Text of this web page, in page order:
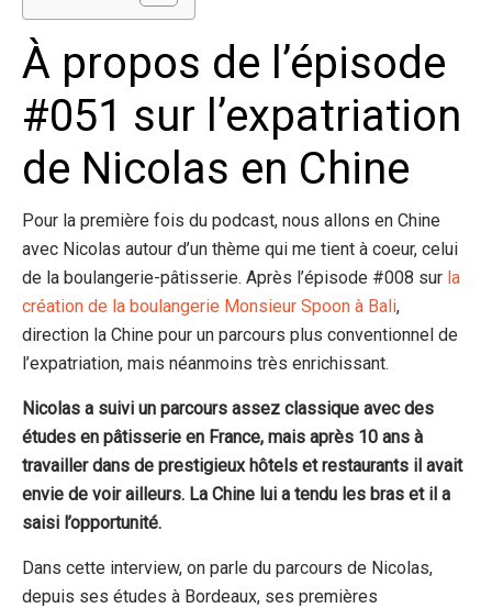
À propos de l’épisode
#051 sur l’expatriation
de Nicolas en Chine
Pour la première fois du podcast, nous allons en Chine
avec Nicolas autour d’un thème qui me tient à coeur, celui
de la boulangerie-pâtisserie. Après l’épisode #008 sur la
création de la boulangerie Monsieur Spoon à Bali,
direction la Chine pour un parcours plus conventionnel de
l’expatriation, mais néanmoins très enrichissant.
Nicolas a suivi un parcours assez classique avec des
études en pâtisserie en France, mais après 10 ans à
travailler dans de prestigieux hôtels et restaurants il avait
envie de voir ailleurs. La Chine lui a tendu les bras et il a
saisi l’opportunité.
Dans cette interview, on parle du parcours de Nicolas,
depuis ses études à Bordeaux, ses premières